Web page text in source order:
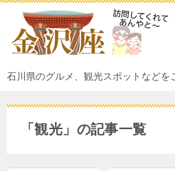
石川県のグルメ、観光スポットなどを
「観光」の記事一覧